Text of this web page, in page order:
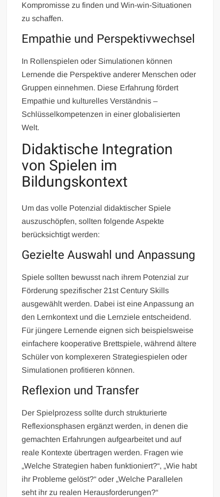
Kompromisse zu finden und Win-win-Situationen
zu schaffen.
Empathie und Perspektivwechsel
In Rollenspielen oder Simulationen können
Lernende die Perspektive anderer Menschen oder
Gruppen einnehmen. Diese Erfahrung fördert
Empathie und kulturelles Verständnis –
Schlüsselkompetenzen in einer globalisierten
Welt.
Didaktische Integration
von Spielen im
Bildungskontext
Um das volle Potenzial didaktischer Spiele
auszuschöpfen, sollten folgende Aspekte
berücksichtigt werden:
Gezielte Auswahl und Anpassung
Spiele sollten bewusst nach ihrem Potenzial zur
Förderung spezifischer 21st Century Skills
ausgewählt werden. Dabei ist eine Anpassung an
den Lernkontext und die Lernziele entscheidend.
Für jüngere Lernende eignen sich beispielsweise
einfachere kooperative Brettspiele, während ältere
Schüler von komplexeren Strategiespielen oder
Simulationen profitieren können.
Reflexion und Transfer
Der Spielprozess sollte durch strukturierte
Reflexionsphasen ergänzt werden, in denen die
gemachten Erfahrungen aufgearbeitet und auf
reale Kontexte übertragen werden. Fragen wie
„Welche Strategien haben funktioniert?“, „Wie habt
ihr Probleme gelöst?“ oder „Welche Parallelen
seht ihr zu realen Herausforderungen?“